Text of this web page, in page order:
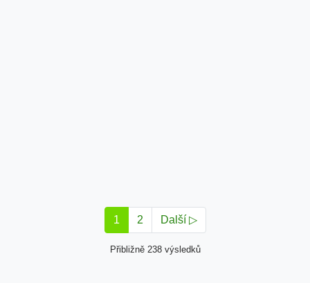
1 2 Další ▷
Přibližně 238 výsledků